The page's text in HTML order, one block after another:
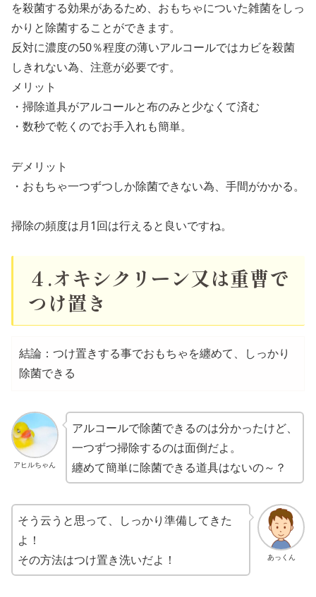
を殺菌する効果があるため、おもちゃについた雑菌をしっ
かりと除菌することができます。
反対に濃度の50％程度の薄いアルコールではカビを殺菌
しきれない為、注意が必要です。
メリット
・掃除道具がアルコールと布のみと少なくて済む
・数秒で乾くのでお手入れも簡単。
デメリット
・おもちゃ一つずつしか除菌できない為、手間がかかる。
掃除の頻度は月1回は行えると良いですね。
４.オキシクリーン又は重曹で
つけ置き
結論：つけ置きする事でおもちゃを纏めて、しっかり
除菌できる
アヒルちゃん
アルコールで除菌できるのは分かったけど、
一つずつ掃除するのは面倒だよ。
纏めて簡単に除菌できる道具はないの～？
あっくん
そう云うと思って、しっかり準備してきた
よ！
その方法はつけ置き洗いだよ！